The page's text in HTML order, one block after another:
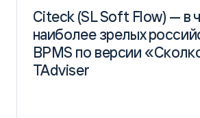
Citeck (SL Soft Flow) — в
наиболее зрелых
BPMS по версии
TAdviser
Citeck (SL Soft Flow) — в
наиболее зрелых
BPMS по версии
TAdviser